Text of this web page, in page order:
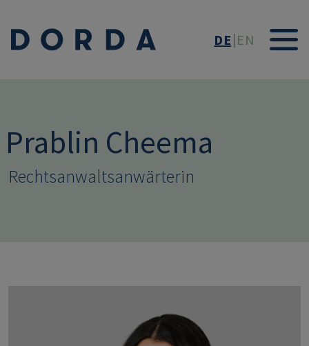
DE EN
Prablin Cheema
Rechtsanwaltsanwärterin